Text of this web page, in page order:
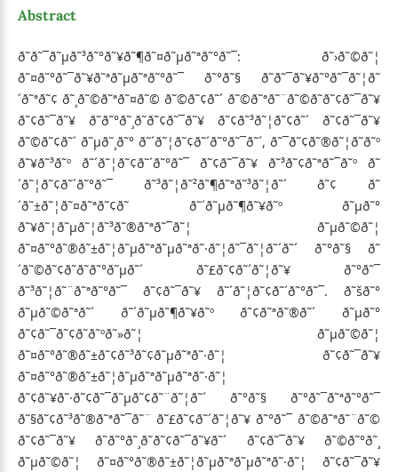
Abstract
ð˜ð˜¯ð˜µð˜³ð˜°ð˜¥ð˜¶ð˜¤ð˜µð˜ªð˜°ð˜¯: ð˜›ð˜©ð˜¦
ð˜¤ð˜°ð˜¯ð˜¥ð˜ªð˜µð˜ªð˜°ð˜¯ ð˜°ð˜§ ð˜ð˜¯ð˜¥ð˜°ð˜¯ð˜¦ð˜
´ð˜ªð˜¢ ð˜¸ð˜©ð˜ªð˜¤ð˜© ð˜©ð˜¢ð˜´ ð˜©ð˜ªð˜¨ð˜©ð˜­ð˜¢ð˜¯ð˜¥
ð˜¢ð˜¯ð˜¥ ð˜­ð˜°ð˜¸ð˜­ð˜¢ð˜¯ð˜¥ ð˜¢ð˜³ð˜¦ð˜¢ð˜´ ð˜¢ð˜¯ð˜¥
ð˜©ð˜¢ð˜´ ð˜µð˜¸ð˜° ð˜´ð˜¦ð˜¢ð˜´ð˜°ð˜¯ð˜´, ð˜¯ð˜¢ð˜®ð˜¦ð˜­ð˜º
ð˜¥ð˜³ð˜º ð˜´ð˜¦ð˜¢ð˜´ð˜°ð˜¯ ð˜¢ð˜¯ð˜¥ ð˜³ð˜¢ð˜ªð˜¯ð˜º ð˜
´ð˜¦ð˜¢ð˜´ð˜°ð˜¯ ð˜³ð˜¦ð˜²ð˜¶ð˜ªð˜³ð˜¦ð˜´ ð˜¢ ð˜
´ð˜±ð˜¦ð˜¤ð˜ªð˜¢ð˜­ ð˜´ð˜µð˜¶ð˜¥ð˜º ð˜µð˜°
ð˜¥ð˜¦ð˜µð˜¦ð˜³ð˜®ð˜ªð˜¯ð˜¦ ð˜µð˜©ð˜¦
ð˜¤ð˜°ð˜®ð˜±ð˜¦ð˜µð˜ªð˜µð˜ªð˜·ð˜¦ð˜¯ð˜¦ð˜´ð˜´ ð˜°ð˜§ ð˜
´ð˜©ð˜¢ð˜­ð˜­ð˜°ð˜µð˜´ ð˜£ð˜¢ð˜´ð˜¦ð˜¥ ð˜°ð˜¯
ð˜³ð˜¦ð˜¨ð˜ªð˜°ð˜¯ ð˜¢ð˜¯ð˜¥ ð˜´ð˜¦ð˜¢ð˜´ð˜°ð˜¯. ð˜šð˜°
ð˜µð˜©ð˜ªð˜´ ð˜´ð˜µð˜¶ð˜¥ð˜º ð˜¢ð˜ªð˜®ð˜´ ð˜µð˜°
ð˜¢ð˜¯ð˜¢ð˜­ð˜ºð˜»ð˜¦ ð˜µð˜©ð˜¦
ð˜¤ð˜°ð˜®ð˜±ð˜¢ð˜³ð˜¢ð˜µð˜ªð˜·ð˜¦ ð˜¢ð˜¯ð˜¥
ð˜¤ð˜°ð˜®ð˜±ð˜¦ð˜µð˜ªð˜µð˜ªð˜·ð˜¦
ð˜¢ð˜¥ð˜·ð˜¢ð˜¯ð˜µð˜¢ð˜¨ð˜¦ð˜´ ð˜°ð˜§ ð˜°ð˜¯ð˜ªð˜°ð˜¯
ð˜§ð˜¢ð˜³ð˜®ð˜ªð˜¯ð˜¨ ð˜£ð˜¢ð˜´ð˜¦ð˜¥ ð˜°ð˜¯ ð˜©ð˜ªð˜¨ð˜©
ð˜¢ð˜¯ð˜¥ ð˜­ð˜°ð˜¸ð˜­ð˜¢ð˜¯ð˜¥ð˜´ ð˜¢ð˜¯ð˜¥ ð˜©ð˜°ð˜¸
ð˜µð˜©ð˜¦ ð˜¤ð˜°ð˜®ð˜±ð˜¦ð˜µð˜ªð˜µð˜ªð˜·ð˜¦ ð˜¢ð˜¯ð˜¥